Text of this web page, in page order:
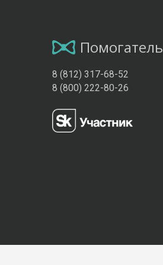
Помогатель
8 (812) 317-68-52
8 (800) 222-80-26